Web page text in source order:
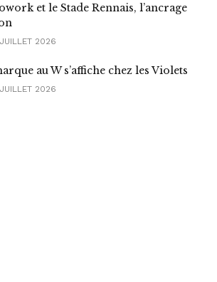
et le Stade Rennais, l’ancrage
2026
au W s’affiche chez les Violets
2026